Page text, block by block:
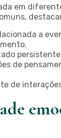
em
a
de
de